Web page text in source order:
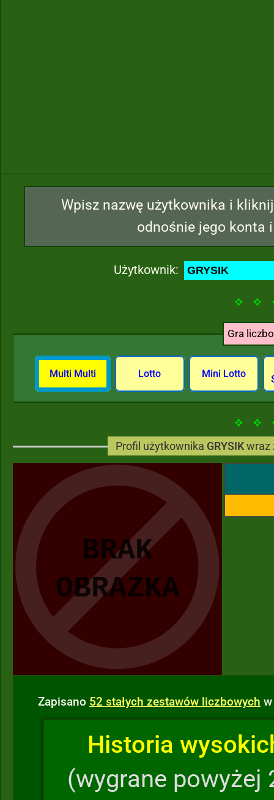
Wpisz nazwę użytkownika i
odnośnie jego konta
Użytkownik:
Gra
Multi Multi Lotto Mini Lotto
Profil użytkownika GRYSIKwraz
Zapisano 52 stałych zestawów liczbowych
Historia
(wygrane powyżej